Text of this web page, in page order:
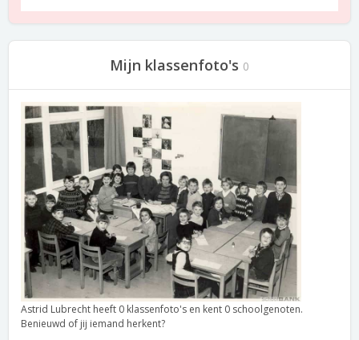
Mijn klassenfoto's 0
Astrid Lubrecht heeft 0 klassenfoto's en kent 0 schoolgenoten.
Benieuwd of jij iemand herkent?